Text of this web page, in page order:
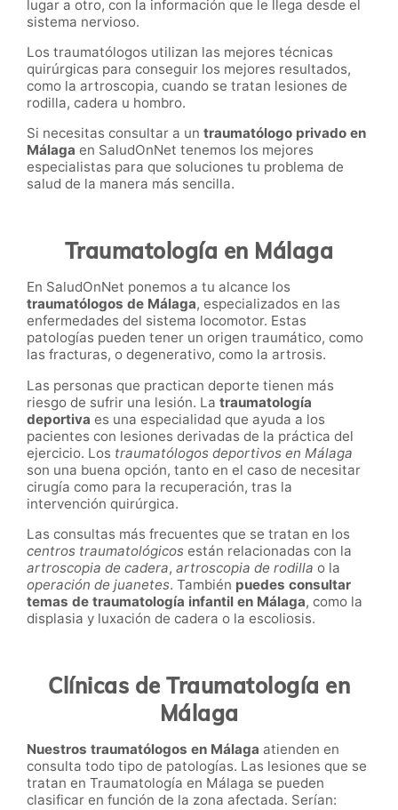
lugar a otro, con la información que le llega desde el
sistema nervioso.
Los traumatólogos utilizan las mejores técnicas
quirúrgicas para conseguir los mejores resultados,
como la artroscopia, cuando se tratan lesiones de
rodilla, cadera u hombro.
Si necesitas consultar a un traumatólogo privado en
Málaga en SaludOnNet tenemos los mejores
especialistas para que soluciones tu problema de
salud de la manera más sencilla.
Traumatología en Málaga
En SaludOnNet ponemos a tu alcance los
traumatólogos de Málaga, especializados en las
enfermedades del sistema locomotor. Estas
patologías pueden tener un origen traumático, como
las fracturas, o degenerativo, como la artrosis.
Las personas que practican deporte tienen más
riesgo de sufrir una lesión. La traumatología
deportiva es una especialidad que ayuda a los
pacientes con lesiones derivadas de la práctica del
ejercicio. Los traumatólogos deportivos en Málaga
son una buena opción, tanto en el caso de necesitar
cirugía como para la recuperación, tras la
intervención quirúrgica.
Las consultas más frecuentes que se tratan en los
centros traumatológicos están relacionadas con la
artroscopia de cadera, artroscopia de rodilla o la
operación de juanetes. También puedes consultar
temas de traumatología infantil en Málaga, como la
displasia y luxación de cadera o la escoliosis.
Clínicas de Traumatología en
Málaga
Nuestros traumatólogos en Málaga atienden en
consulta todo tipo de patologías. Las lesiones que se
tratan en Traumatología en Málaga se pueden
clasificar en función de la zona afectada. Serían: